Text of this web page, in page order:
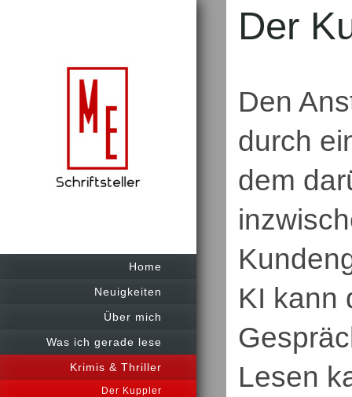
Home
Neuigkeiten
Über mich
Was ich gerade lese
Krimis & Thriller
Der Kuppler
Der
Den
durch
dem
KI kann
Lesen